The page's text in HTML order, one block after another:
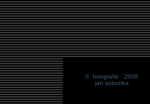
© fotografie · 2008
jan sobottka